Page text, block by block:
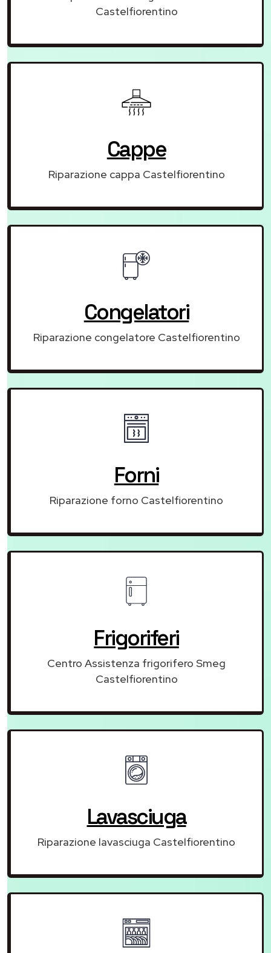
Castelfiorentino
Cappe
Riparazione cappa Castelfiorentino
Congelatori
Riparazione congelatore Castelfiorentino
Forni
Riparazione forno Castelfiorentino
Frigoriferi
Centro Assistenza frigorifero Smeg
Castelfiorentino
Lavasciuga
Riparazione lavasciuga Castelfiorentino